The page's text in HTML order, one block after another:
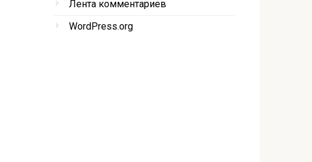
Лента комментариев
WordPress.org